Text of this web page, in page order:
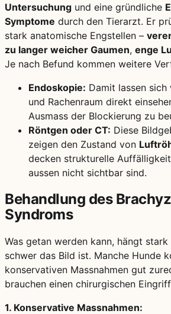
Untersuchung und eine gründliche
Symptome durch den Tierarzt. Er
stark anatomische Engstellen –
zu langer weicher Gaumen, enge
Je nach Befund kommen weitere
Endoskopie: Damit lassen sich
und Rachenraum direkt
Ausmass der Blockierung zu
Röntgen oder CT: Diese
zeigen den Zustand von
decken strukturelle
aussen nicht sichtbar sind.
Behandlung des
Syndroms
Was getan werden kann, hängt
schwer das Bild ist. Manche Hunde
konservativen Massnahmen gut
brauchen einen chirurgischen
1. Konservative Massnahmen: